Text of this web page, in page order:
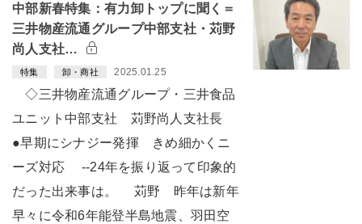
中部新春特集：有力卸トップに聞く＝
三井物産流通グループ中部支社・苅野
尚人支社…
特集 卸・商社 2025.01.25
◇三井物産流通グループ・三井食品
ユニット中部支社 苅野尚人支社長
●早期にシナジー発揮 きめ細かくニ
ーズ対応 --24年を振り返って印象的
だった出来事は。 苅野 昨年は新年
早々に令和6年能登半島地震、羽田空